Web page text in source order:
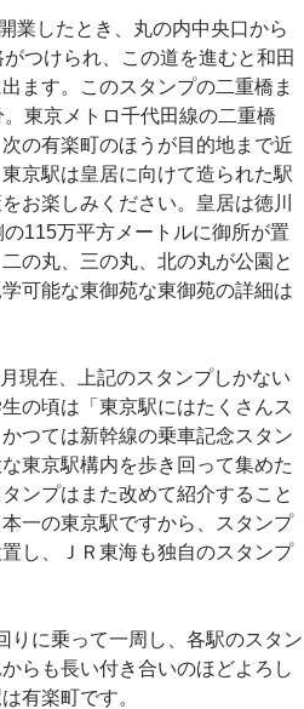
業したとき、丸の内中央口から
つけられ、この道を進むと和田
ます。このスタンプの二重橋ま
東京メトロ千代田線の二重橋
の有楽町のほうが目的地まで近
京駅は皇居に向けて造られた駅
お楽しみください。皇居は徳川
115万平方メートルに御所が置
の丸、三の丸、北の丸が公園と
可能な東御苑な東御苑の詳細は
現在、上記のスタンプしかない
の頃は「東京駅にはたくさんス
つては新幹線の乗車記念スタン
東京駅構内を歩き回って集めた
ンプはまた改めて紹介すること
一の東京駅ですから、スタンプ
し、ＪＲ東海も独自のスタンプ
りに乗って一周し、各駅のスタン
らも長い付き合いのほどよろし
有楽町です。